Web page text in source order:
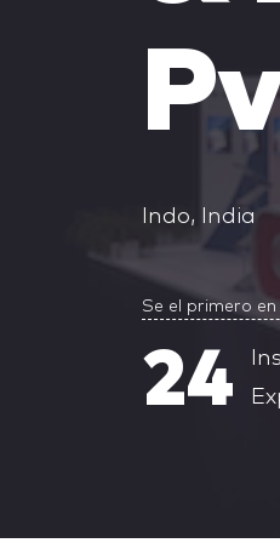
Indo, India
Se el primero
24